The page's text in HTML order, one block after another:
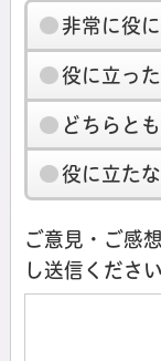
非常に役
役に立った
どちらと
役に立た
ご意見・ご感
し送信ください